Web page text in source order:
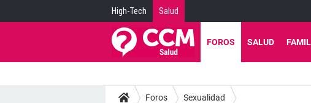
High-Tech Salud
FOROS SALUD
Foros Sexualidad